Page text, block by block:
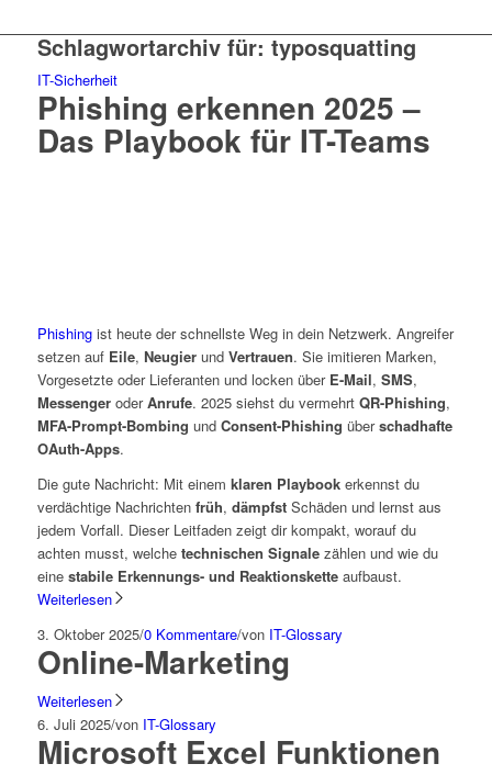
Schlagwortarchiv für: typosquatting
IT-Sicherheit
Phishing erkennen 2025 –
Das Playbook für IT-Teams
Phishingist heute der schnellste Weg in dein Netzwerk. Angreifer
setzen auf Eile, Neugierund Vertrauen. Sie imitieren Marken,
Vorgesetzte oder Lieferanten und locken über E-Mail, SMS,
MessengeroderAnrufe. 2025 siehst du vermehrt QR-Phishing,
MFA-Prompt-Bombing und Consent-Phishing überschadhafte
OAuth-Apps.
Die gute Nachricht: Mit einem klaren Playbookerkennst du
verdächtige Nachrichten früh, dämpfstSchäden und lernst aus
jedem Vorfall. Dieser Leitfaden zeigt dir kompakt, worauf du
achten musst, welche technischen Signalezählen und wie du
eine stabile Erkennungs- und Reaktionsketteaufbaust.
Weiterlesen
3. Oktober 2025/0 Kommentare/von IT-Glossary
Online-Marketing
Weiterlesen
6. Juli 2025/von IT-Glossary
Microsoft Excel Funktionen